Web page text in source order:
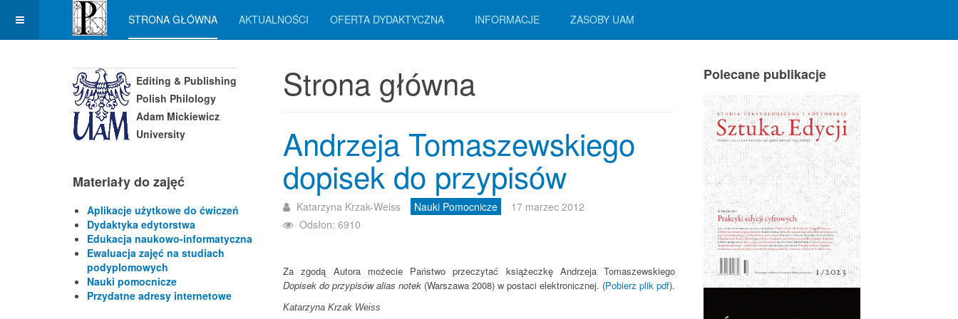
STRONA GŁÓWNA AKTUALNOŚCI OFERTA DYDAKTYCZNA INFORMACJE ZASOBY UAM
Strona główna
Andrzeja Tomaszewskiego
dopisek do przypisów
Katarzyna Krzak-Weiss Nauki Pomocnicze
17 marzec 2012
Odsłon: 6910
Za zgodą Autora możecie Państwo przeczytać książeczkę Andrzeja Tomaszewskiego
Dopisek do przypisów alias notek (Warszawa 2008) w postaci elektronicznej. (Pobierz plik pdf).
Katarzyna Krzak Weiss
Editing & Publishing
Polish Philology
Adam Mickiewicz
University
Materiały do zajęć
Aplikacje użytkowe do ćwiczeń
Dydaktyka edytorstwa
Edukacja naukowo-informatyczna
Ewaluacja zajęć na studiach
podyplomowych
Nauki pomocnicze
Przydatne adresy internetowe
Polecane publikacje